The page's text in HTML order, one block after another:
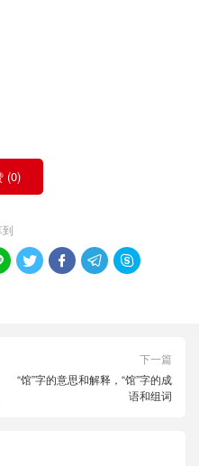
(0)
   
下一篇
“馆”字的意思和解释，“馆”字的成
语和组词